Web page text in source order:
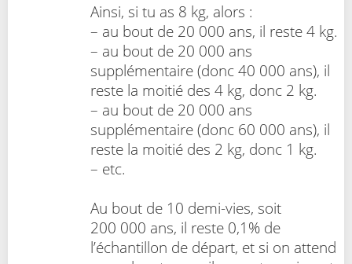
Ainsi, si tu as 8 kg, alors :
– au bout de 20 000 ans, il reste 4 kg.
– au bout de 20 000 ans
supplémentaire (donc 40 000 ans), il
reste la moitié des 4 kg, donc 2 kg.
– au bout de 20 000 ans
supplémentaire (donc 60 000 ans), il
reste la moitié des 2 kg, donc 1 kg.
– etc.
Au bout de 10 demi-vies, soit
200 000 ans, il reste 0,1% de
l’échantillon de départ, et si on attend